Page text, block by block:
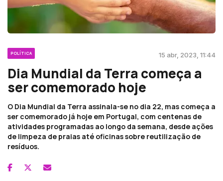
POLÍTICA 15 abr, 2023, 11:44
Dia Mundial da Terra começa a
ser comemorado hoje
O Dia Mundial da Terra assinala-se no dia 22, mas começa a
ser comemorado já hoje em Portugal, com centenas de
atividades programadas ao longo da semana, desde ações
de limpeza de praias até oficinas sobre reutilização de
resíduos.